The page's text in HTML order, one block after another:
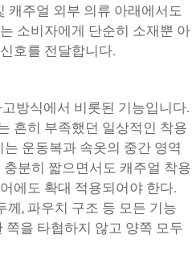
캐주얼 외부 의류 아래에서도
소비자에게 단순히 소재뿐 아
호를 전달합니다.
방식에서 비롯된 기능입니다.
흔히 부족했던 일상적인 착용
운동복과 속옷의 중간 영역
분히 짧으면서도 캐주얼 착용
에도 확대 적용되어야 한다.
께, 파우치 구조 등 모든 기능
을 타협하지 않고 양쪽 모두